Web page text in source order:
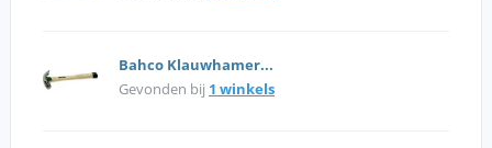
Bahco Klauwhamer...
Gevonden bij 1 winkels